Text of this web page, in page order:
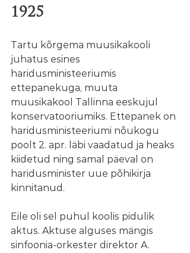
1925
Tartu kõrgema muusikakooli
juhatus esines
haridusministeeriumis
ettepanekuga, muuta
muusikakool Tallinna eeskujul
konservatooriumiks. Ettepanek on
haridusministeeriumi nõukogu
poolt 2. apr. läbi vaadatud ja heaks
kiidetud ning samal päeval on
haridusminister uue põhikirja
kinnitanud.
Eile oli sel puhul koolis pidulik
aktus. Aktuse alguses mängis
sinfoonia-orkester direktor A.